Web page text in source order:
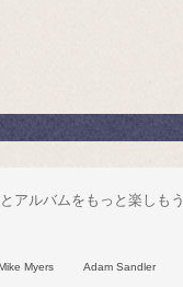
アルバムをもっと楽しもう
Myers Adam Sandler